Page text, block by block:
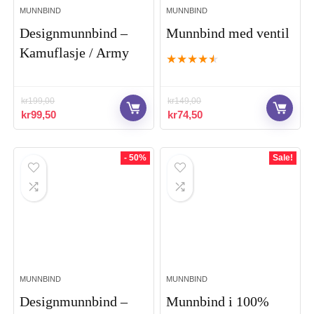
MUNNBIND
Designmunnbind –
Kamuflasje / Army
kr199,00
Opprinnelig
pris
kr99,50Nåværende
pris
MUNNBIND
Munnbind med ventil
★★★★★
kr149,00
Opprinnelig
pris
kr74,50Nåværende
pris
- 50%
MUNNBIND
Designmunnbind –
Sale!
MUNNBIND
Munnbind i 100%